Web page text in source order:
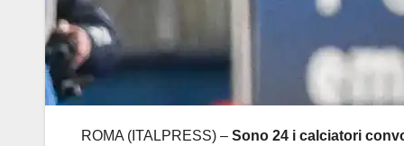
ROMA (ITALPRESS) – Sono 24 i calciatori